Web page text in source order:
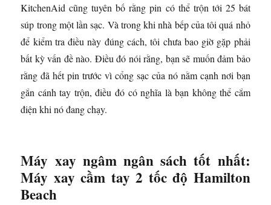
KitchenAid cũng tuyên bố rằng pin có thể trộn tới 25 bát
súp trong một lần sạc. Và trong khi nhà bếp của tôi quá nhỏ
để kiểm tra điều này đúng cách, tôi chưa bao giờ gặp phải
bất kỳ vấn đề nào. Điều đó nói rằng, bạn sẽ muốn đảm bảo
rằng đã hết pin trước vì cổng sạc của nó nằm cạnh nơi bạn
gắn cánh tay trộn, điều đó có nghĩa là bạn không thể cắm
điện khi nó đang chạy.
Máy xay ngâm ngân sách tốt nhất:
Máy xay cầm tay 2 tốc độ Hamilton
Beach